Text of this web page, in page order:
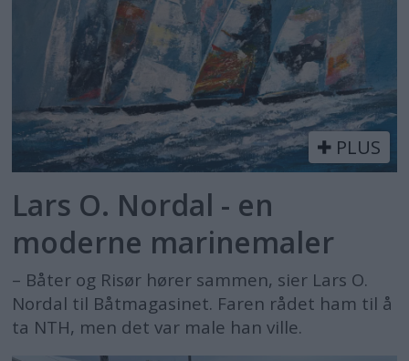
PLUS
Lars O. Nordal - en
moderne marinemaler
– Båter og Risør hører sammen, sier Lars O.
Nordal til Båtmagasinet. Faren rådet ham til å
ta NTH, men det var male han ville.